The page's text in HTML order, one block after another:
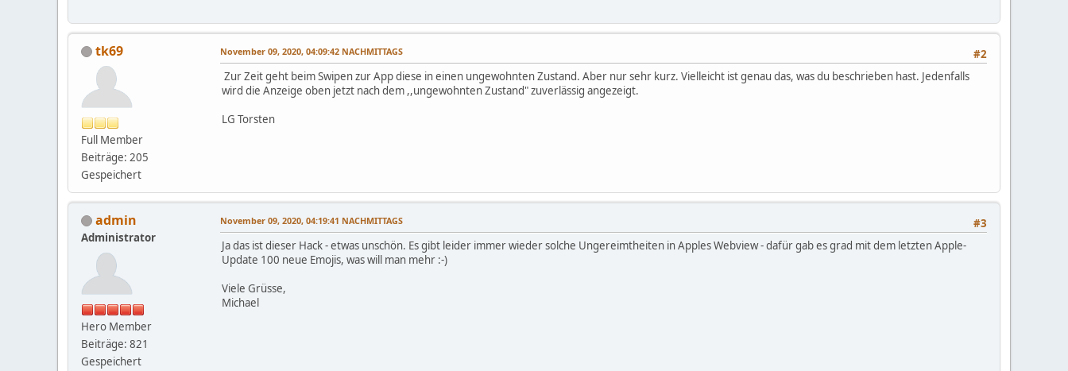
tk69
Full Member
Beiträge: 205
Gespeichert
#2
November 09, 2020, 04:09:42 NACHMITTAGS
Zur Zeit geht beim Swipen zur App diese in einen ungewohnten Zustand. Aber nur sehr kurz. Vielleicht ist genau das, was du beschrieben hast. Jedenfalls
wird die Anzeige oben jetzt nach dem ,,ungewohnten Zustand" zuverlässig angezeigt.
LG Torsten
admin
Administrator
Hero Member
Beiträge: 821
Gespeichert
#3
November 09, 2020, 04:19:41 NACHMITTAGS
Ja das ist dieser Hack - etwas unschön. Es gibt leider immer wieder solche Ungereimtheiten in Apples Webview - dafür gab es grad mit dem letzten Apple-
Update 100 neue Emojis, was will man mehr :-)
Viele Grüsse,
Michael